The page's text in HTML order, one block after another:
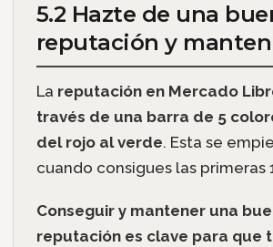
5.2 Hazte de una
reputación y
La reputación en Mercado
través de una barra de 5
del rojo al verde. Esta se
cuando consigues las primeras
Conseguir y mantener una
reputación es clave para que